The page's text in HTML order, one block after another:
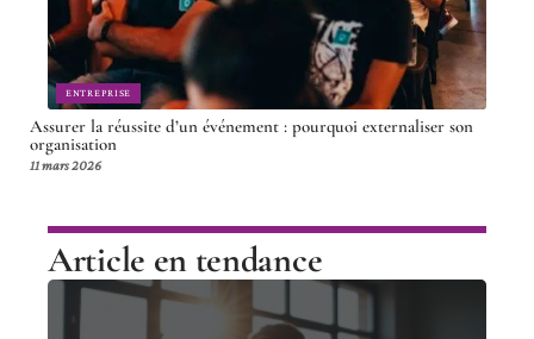
ENTREPRISE
Assurer la réussite d’un événement : pourquoi externaliser son
organisation
11 mars 2026
Article en tendance